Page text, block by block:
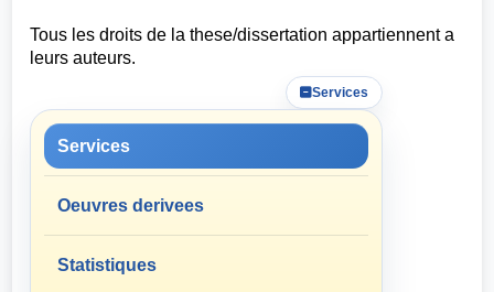
Tous les droits de la these/dissertation appartiennent a
leurs auteurs.
Services
Services
Oeuvres derivees
Statistiques